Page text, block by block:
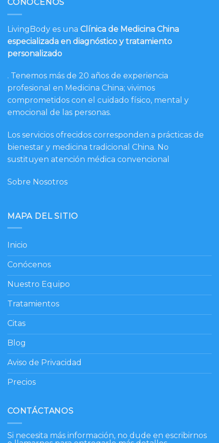
CONÓCENOS
LivingBody es una Clínica de Medicina China
especializada en diagnóstico y tratamiento
personalizado
. Tenemos más de 20 años de experiencia
profesional en Medicina China; vivimos
comprometidos con el cuidado físico, mental y
emocional de las personas.
Los servicios ofrecidos corresponden a prácticas de
bienestar y medicina tradicional China. No
sustituyen atención médica convencional
Sobre Nosotros
MAPA DEL SITIO
Inicio
Conócenos
Nuestro Equipo
Tratamientos
Citas
Blog
Aviso de Privacidad
Precios
CONTÁCTANOS
Si necesita más información, no dude en escribirnos